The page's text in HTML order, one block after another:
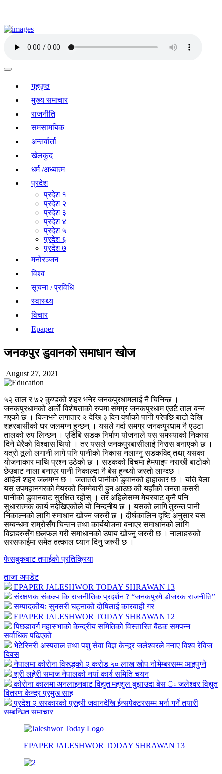
गृहपृष्ठ
मुख्य समाचार
राजनीति
समसामयिक
अन्तर्वार्ता
खेलकुद
धर्म /अध्यात्म
प्रदेश
प्रदेश १
प्रदेश २
प्रदेश ३
प्रदेश ४
प्रदेश ५
प्रदेश ६
प्रदेश ७
मनोरञ्जन
विश्व
सूचना / प्रविधि
स्वास्थ्य
विचार
Epaper
जनकपुर डुवानको समाधान खोज
August 27, 2021
५२ ताल र ७२ कुण्डको शहर भनेर जनकपुरधामलाई नै चिनिन्छ ।
जनकपुरधामको अर्काे विशेषताको रुपमा समग्र जनकपुरधाम एउटै ताल बन्न
गएको छ । किनभने लगातार २ देखि ३ दिन वर्षाको पानी परेपछि बाटो देखि
शहरबासीको घर जलमग्न हुन्छन् । यसले गर्दा समग्र जनकपुरधाम नै एउटा
तालको रुप लिन्छन् । एडिबि सडक निर्माण योजनाले यस समस्याको निकास
दिने धेरैको विश्वास थियो । तर यसले जनकपुरबासीलाई निरास बनाएको छ ।
यत्रो ठूलो लगानी लागे पनि पानीको निकास नलाग्नु सडकविद् तथा् यसका
योजनाकार माथि प्रश्न उठेको छ । सडकको विचमा हेमपाइप नराखी बाटोको
छेउबाट नाला बनाएर पानी निकाल्दा नै बेस हुन्थ्यो जस्तो लाग्दछ ।
अहिले शहर जलमग्न छ । जताततै पानीको डुवानको हाहाकार छ । यति बेला
यस उपमहानगरको मेयरको जिम्मेबारी हुन आउछ की यहाँको जनता कसरी
पानीको डुवानबाट सुरक्षित रहोस् । तर अहिलेसम्म मेयरबाट कुनै पनि
सुधारात्मक कार्य नदेखिएकोले यो निन्दनीय छ । यसको लागि तुरुन्त पानी
निकाल्नको लागि समाधान खोज्न जरुरी छ । दीर्घकालिन दृष्टि अनुसार यस
सम्बन्धमा राम्रोसँग चिन्तन तथा कार्ययोजना बनाएर समाधानको लागि
विज्ञहरुसँग छलफल गरी समाधानको उपाय खोज्नु जरुरी छ । नालाहरुको
सरसफाईमा समेत तत्काल ध्यान दिनु जरुरी छ ।
फेसबुकबाट तपाईको प्रतिक्रिया
ताजा अपडेट
EPAPER JALESHWOR TODAY SHRAWAN 13
संरक्षणक संकल्प कि राजनीतिक प्रदर्शन ? “जनकपुरमे डोजरक राजनीति”
सम्पादकीयः सुनसरी घट्नाको दोषिलाई कारबाही गर
EPAPER JALESHWOR TODAY SHRAWAN 12
पिछडावर्ग महासभाको केन्द्रीय समितिको विस्तारित बैठक समपन्न
सर्वाधिक पढिएको
भेटेरिनरी अस्पताल तथा पशु सेवा विज्ञ केन्द्र्र जलेश्वरले मनाए विश्व रेविज
दिवस
नेपालमा कोरोना विरुद्धको २ करोड ५० लाख खोप नोभेम्बरसम्म आइपुग्ने
श्री लहेरी समाज नेपालको नयां कार्य समिति चयन
कोरोना कालमा अनलाइनबाट विद्युत महशुल बुझाउदा बेस ः जलेश्वर विद्युत
वितरण केन्द्र प्रमुख साह
प्रदेश २ सरकारको प्रहरी जवानदेखि ईन्सपेक्टरसम्म भर्ना गर्ने तयारी
सम्बन्धित समाचार
EPAPER JALESHWOR TODAY SHRAWAN 13